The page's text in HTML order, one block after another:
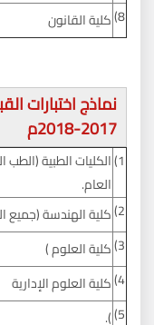
8) كلية القانون
نماذج اختبارات
2017-2018م
1) الكليات الطبية
2) كلية الهندسة (جميع
3) كلية العلوم )
4) كلية العلوم الإدارية
5)
).